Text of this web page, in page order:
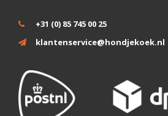
+31 (0) 85 745 00 25
klantenservice@hondjekoek.nl